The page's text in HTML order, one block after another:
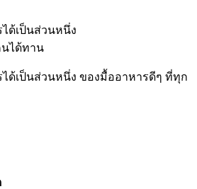
ด้เป็นส่วนหนึ่ง
ได้ทาน
ด้เป็นส่วนหนึ่ง ของมื้ออาหารดีๆ ที่ทุก